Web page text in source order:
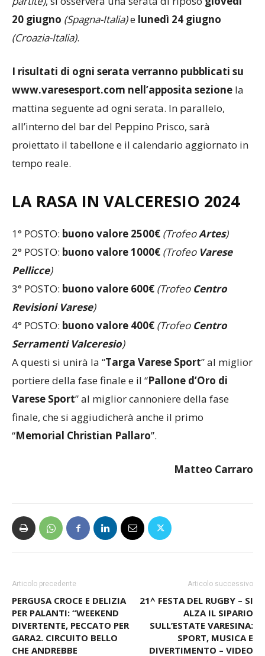
20 giugno (Spagna-Italia)e lunedì 24 giugno
(Croazia-Italia).
I risultati di ogni serata verranno pubblicati su
www.varesesport.com nell’apposita sezione la
mattina seguente ad ogni serata. In parallelo,
all’interno del bar del Peppino Prisco, sarà
proiettato il tabellone e il calendario aggiornato in
tempo reale.
LA RASA IN VALCERESIO 2024
1° POSTO: buono valore 2500€ (TrofeoArtes)
2° POSTO: buono valore 1000€ (Trofeo Varese
Pellicce)
3° POSTO: buono valore 600€ (Trofeo Centro
Revisioni Varese)
4° POSTO: buono valore 400€ (Trofeo Centro
Serramenti Valceresio)
A questi si unirà la “Targa Varese Sport” al miglior
portiere della fase finale e il “Pallone d’Oro di
Varese Sport” al miglior cannoniere della fase
finale, che si aggiudicherà anche il primo
“Memorial Christian Pallaro”.
Matteo Carraro
Articolo precedente
PERGUSA CROCE E DELIZIA
PER PALANTI: “WEEKEND
DIVERTENTE, PECCATO PER
GARA2. CIRCUITO BELLO
CHE ANDREBBE
Articolo successivo
21^ FESTA DEL RUGBY – SI
ALZA IL SIPARIO
SULL’ESTATE VARESINA:
SPORT, MUSICA E
DIVERTIMENTO – VIDEO